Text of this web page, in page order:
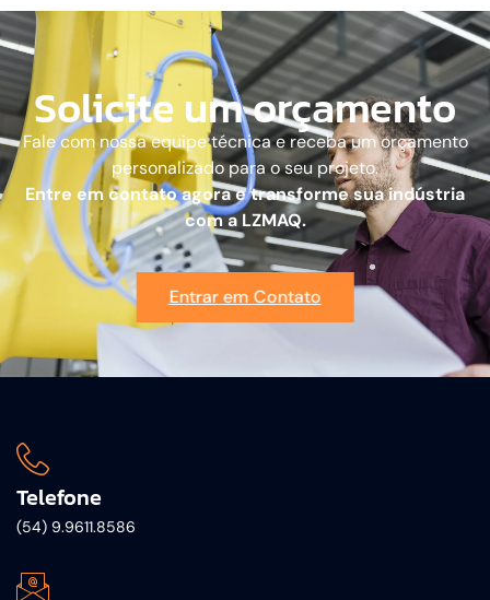
Solicite um orçamento
Fale com nossa equipe técnica e receba um orçamento
personalizado para o seu projeto.
Entre em contato agora e transforme sua indústria
com a LZMAQ.
Entrar em Contato
Telefone
(54) 9.9611.8586